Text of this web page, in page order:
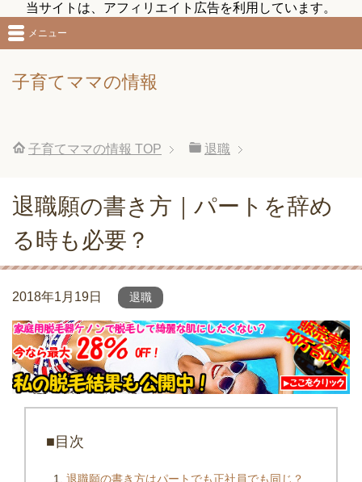
当サイトは、アフィリエイト広告を利用しています。
子育てママの情報
メニュー
子育てママの情報 TOP 退職
退職願の書き方｜パートを辞め
る時も必要？
2018年1月19日 退職
■目次
退職願の書き方はパートでも正社員でも同じ？